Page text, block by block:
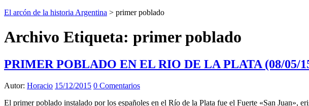
El arcón de la historia Argentina > primer poblado
Archivo Etiqueta: primer poblado
PRIMER POBLADO EN EL RIO DE LA PLATA (08/05/
Autor: Horacio 15/12/2015 0 Comentarios
El primer poblado instalado por los españoles en el Río de la Plata fue el Fuerte «San